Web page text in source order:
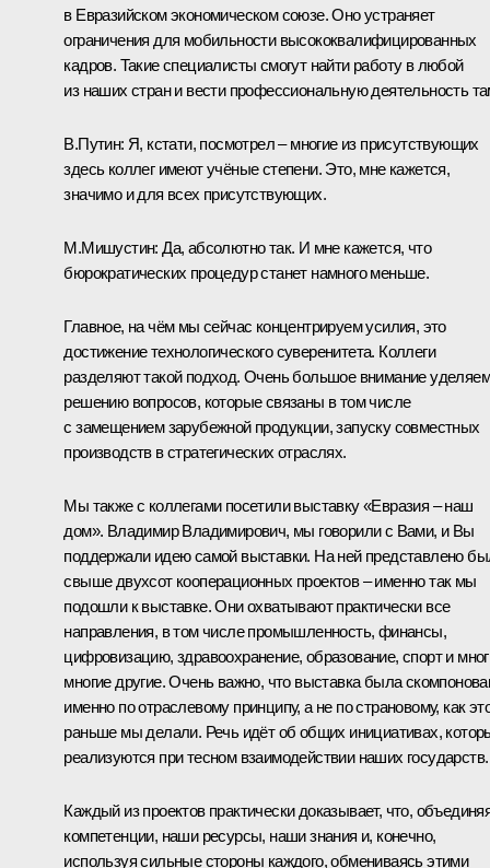
в Евразийском экономическом союзе. Оно устраняет
ограничения для мобильности высококвалифицированных
кадров. Такие специалисты смогут найти работу в любой
из наших стран и вести профессиональную деятельность
В.Путин: Я, кстати, посмотрел – многие из присутствующих
здесь коллег имеют учёные степени. Это, мне кажется,
значимо и для всех присутствующих.
М.Мишустин: Да, абсолютно так. И мне кажется, что
бюрократических процедур станет намного меньше.
Главное, на чём мы сейчас концентрируем усилия, это
достижение технологического суверенитета. Коллеги
разделяют такой подход. Очень большое внимание уделяем
решению вопросов, которые связаны в том числе
с замещением зарубежной продукции, запуску совместных
производств в стратегических отраслях.
Мы также с коллегами посетили выставку «Евразия – наш
дом». Владимир Владимирович, мы говорили с Вами, и Вы
поддержали идею самой выставки. На ней представлено
свыше двухсот кооперационных проектов – именно так мы
подошли к выставке. Они охватывают практически все
направления, в том числе промышленность, финансы,
цифровизацию, здравоохранение, образование, спорт и
многие другие. Очень важно, что выставка была
именно по отраслевому принципу, а не по страновому, как
раньше мы делали. Речь идёт об общих инициативах,
реализуются при тесном взаимодействии наших государств.
Каждый из проектов практически доказывает, что,
компетенции, наши ресурсы, наши знания и, конечно,
используя сильные стороны каждого, обмениваясь этими